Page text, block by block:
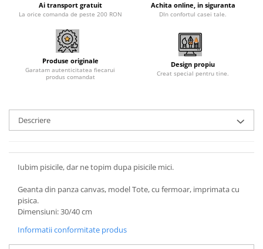
Ai transport gratuit
La orice comanda de peste 200 RON
Achita online, in siguranta
DIn confortul casei tale.
Produse originale
Garatam autenticitatea fiecarui
produs comandat
Design propiu
Creat special pentru tine.
Descriere
Iubim pisicile, dar ne topim dupa pisicile mici.
Geanta din panza canvas, model Tote, cu fermoar, imprimata cu
pisica.
Dimensiuni: 30/40 cm
Informatii conformitate produs